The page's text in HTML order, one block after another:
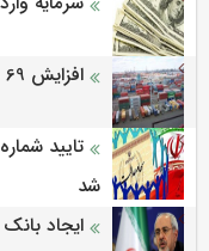
افزایش 69 درصدی صادرات ایران به نیجریه
تایید
شد
ایجاد